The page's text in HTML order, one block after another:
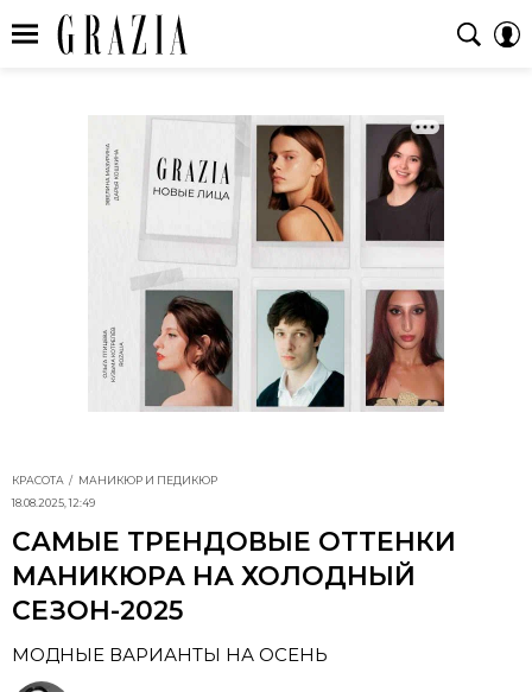
КРАСОТА
МАНИКЮР И ПЕДИКЮР
18.08.2025, 12:49
САМЫЕ ТРЕНДОВЫЕ ОТТЕНКИ
МАНИКЮРА НА ХОЛОДНЫЙ
СЕЗОН-2025
МОДНЫЕ ВАРИАНТЫ НА ОСЕНЬ